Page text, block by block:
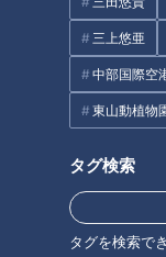
三上悠亜
中部国際空
東山動植物
タグ検索
タグを検索で
謝る」！先輩アナウ
送の失敗を大公開！
べん”の言い間違いは
のか！？
タグ